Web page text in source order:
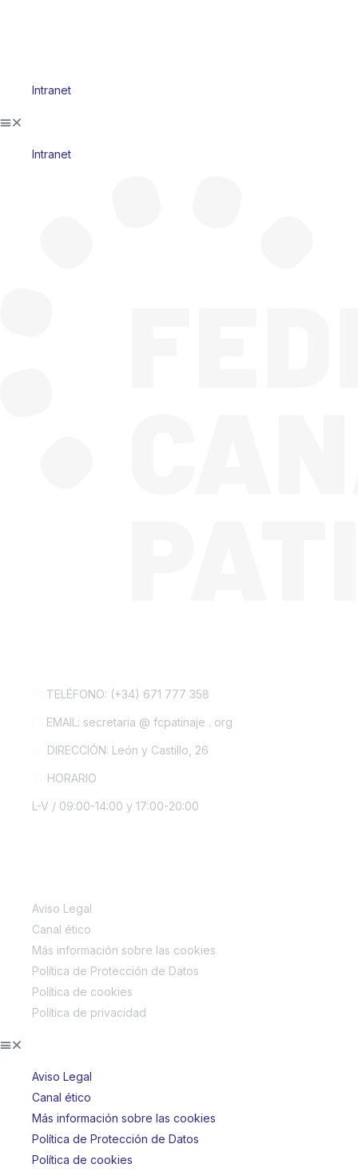
Intranet
Intranet
TELÉFONO: (+34) 671 777 358
EMAIL: secretaria @ fcpatinaje . org
DIRECCIÓN: León y Castillo, 26
HORARIO
L-V / 09:00-14:00 y 17:00-20:00
Aviso Legal
Canal ético
Más información sobre las cookies
Política de Protección de Datos
Política de cookies
Política de privacidad
Aviso Legal
Canal ético
Más información sobre las cookies
Política de Protección de Datos
Política de cookies